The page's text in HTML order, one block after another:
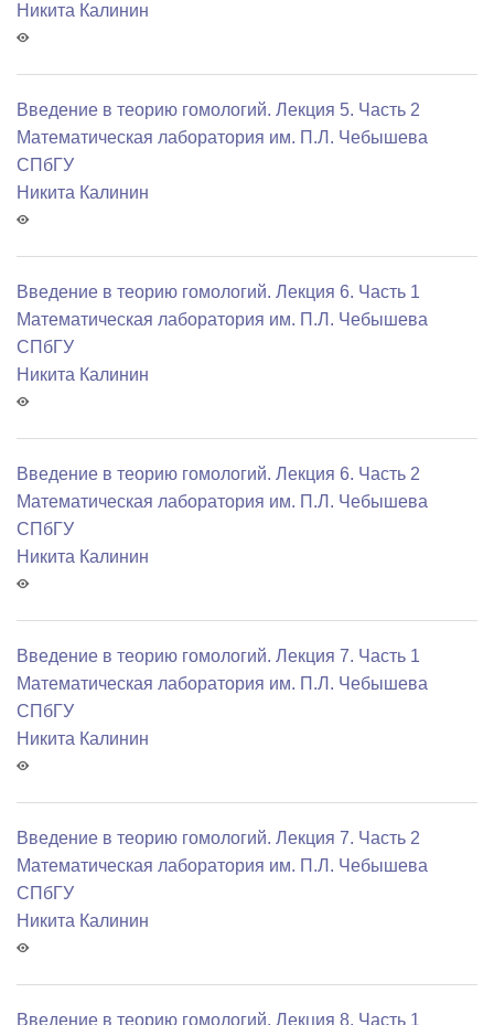
Никита Калинин
Введение в теорию гомологий. Лекция 5. Часть 2
Математичеcкая лаборатория им. П.Л. Чебышева
СПбГУ
Никита Калинин
Введение в теорию гомологий. Лекция 6. Часть 1
Математичеcкая лаборатория им. П.Л. Чебышева
СПбГУ
Никита Калинин
Введение в теорию гомологий. Лекция 6. Часть 2
Математичеcкая лаборатория им. П.Л. Чебышева
СПбГУ
Никита Калинин
Введение в теорию гомологий. Лекция 7. Часть 1
Математичеcкая лаборатория им. П.Л. Чебышева
СПбГУ
Никита Калинин
Введение в теорию гомологий. Лекция 7. Часть 2
Математичеcкая лаборатория им. П.Л. Чебышева
СПбГУ
Никита Калинин
Введение в теорию гомологий. Лекция 8. Часть 1